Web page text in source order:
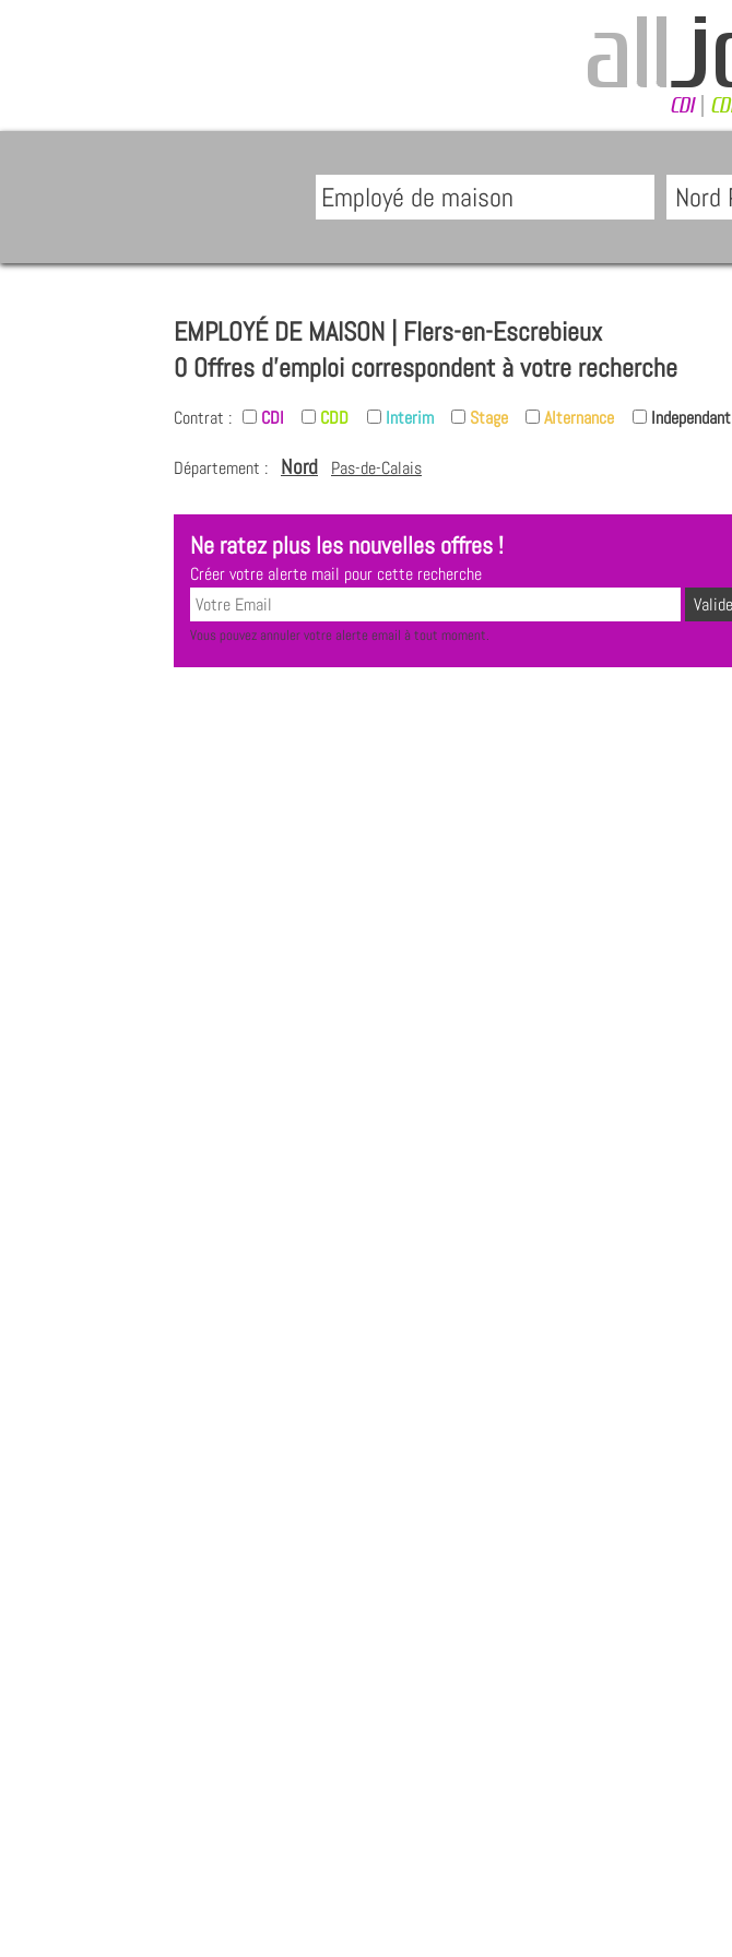
EMPLOYÉ DE MAISON | Flers-en-Escrebieux
0 Offres d'emploi correspondent à votre recherche
Contrat : CDI CDD Interim Stage Alternance Independant
Département : Nord Pas-de-Calais
Ne ratez plus les nouvelles offres !
Créer votre alerte mail pour cette recherche
Vous pouvez annuler votre alerte email à tout moment.